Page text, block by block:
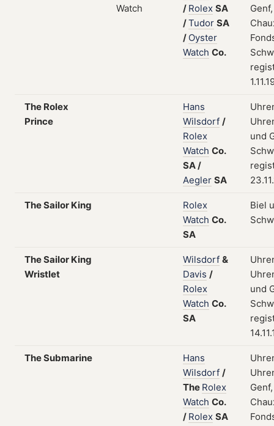
/ Rolex SA
/Tudor SA
/ Oyster
Watch Co.
The Rolex
Prince
Hans
Wilsdorf /
Rolex
Watch Co.
SA/
Aegler SA
und
The Sailor King
Rolex
Watch Co.
SA
Biel
The Sailor King
Wristlet
Wilsdorf &
Davis /
Rolex
Watch Co.
SA
und
The Submarine
Hans
Wilsdorf /
The Rolex
Watch Co.
/ Rolex SA